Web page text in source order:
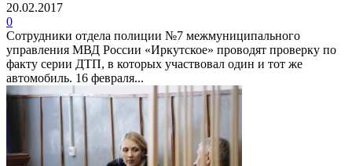
20.02.2017
0
Сотрудники отдела полиции №7 межмуниципального
управления МВД России «Иркутское» проводят проверку по
факту серии ДТП, в которых участвовал один и тот же
автомобиль. 16 февраля...